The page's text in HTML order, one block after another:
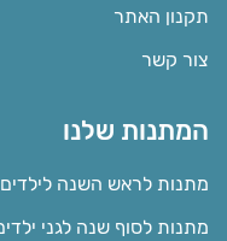
תקנון האתר
צור קשר
המתנות שלנו
מתנות לראש השנה לילדים
מתנות לסוף שנה לגני